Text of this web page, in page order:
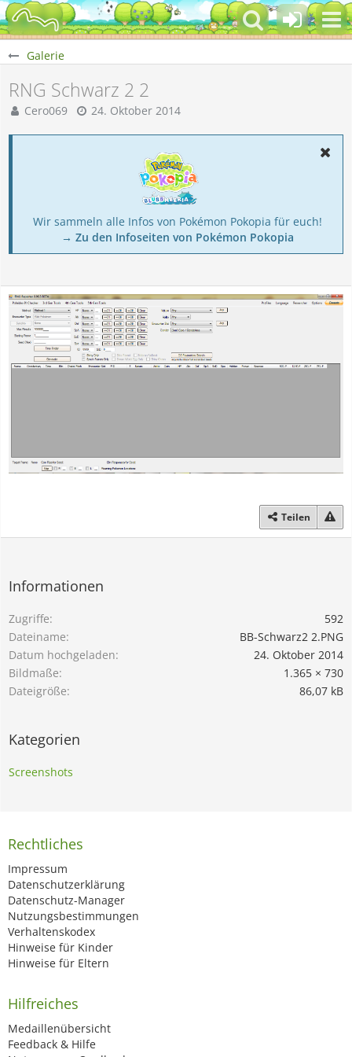
Galerie
RNG Schwarz 2 2
Cero069 24. Oktober 2014
Wir sammeln alle Infos von Pokémon Pokopia für euch!
→ Zu den Infoseiten von Pokémon Pokopia
Teilen
Informationen
Zugriffe
592
Dateiname
BB-Schwarz2 2.PNG
Datum hochgeladen
24. Oktober 2014
Bildmaße
1.365 × 730
Dateigröße
86,07 kB
Kategorien
Screenshots
Rechtliches
Impressum
Datenschutzerklärung
Datenschutz-Manager
Nutzungsbestimmungen
Verhaltenskodex
Hinweise für Kinder
Hinweise für Eltern
Hilfreiches
Medaillenübersicht
Feedback & Hilfe